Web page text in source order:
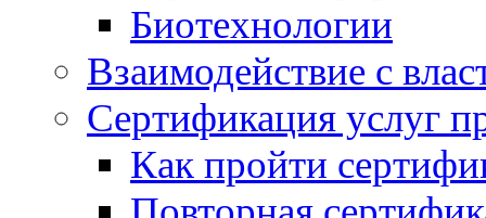
Биотехнологии
Взаимодействие с
Сертификация услуг
Как пройти